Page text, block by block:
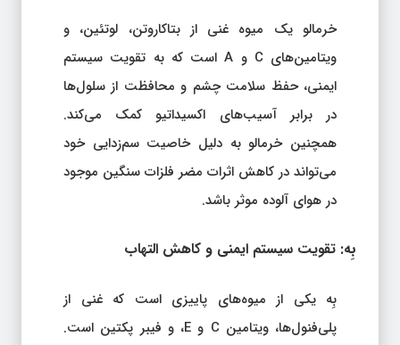
خرمالو یک میوه غنی از بتاکاروتن، لوتئین، و
ویتامین‌های C و A است که به تقویت سیستم
ایمنی، حفظ سلامت چشم و محافظت از سلول‌ها
در برابر آسیب‌های اکسیداتیو کمک می‌کند.
همچنین خرمالو به دلیل خاصیت سم‌زدایی خود
می‌تواند در کاهش اثرات مضر فلزات سنگین موجود
در هوای آلوده موثر باشد.
بِه: تقویت سیستم ایمنی و کاهش التهاب
بِه یکی از میوه‌های پاییزی است که غنی از
پلی‌فنول‌ها، ویتامین C و E، و فیبر پکتین است.